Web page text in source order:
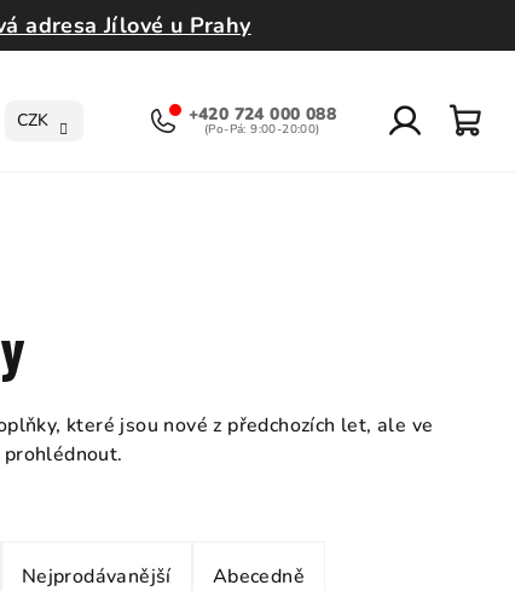
adresa Jílové u Prahy
CZK +420 724 000 088
které jsou nové z předchozích let, ale ve
prohlédnout.
Nejprodávanější Abecedně